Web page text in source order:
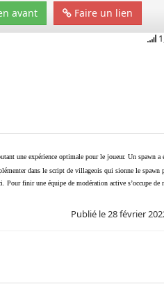
avant Faire un lien
une expérience optimale pour le joueur. Un spawn a
dans le script de villageois qui sionne le spawn
finir une équipe de modération active s’occupe de
Publié le28 février